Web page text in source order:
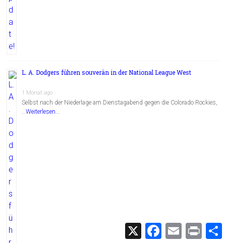
L. A. Dodgers führen souverän in der National League West
1 Monat ago
Selbst nach der Niederlage am Dienstagabend gegen die Colorado Rockies,
…Weiterlesen...
X
F
E
m
P